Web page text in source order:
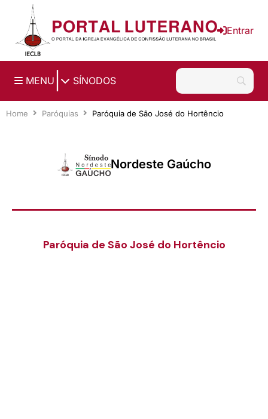
Ir para o conteúdo principal
Entrar
MENU SÍNODOS
Home Paróquias Paróquia de São José do Hortêncio
Nordeste Gaúcho
Paróquia de São José do Hortêncio